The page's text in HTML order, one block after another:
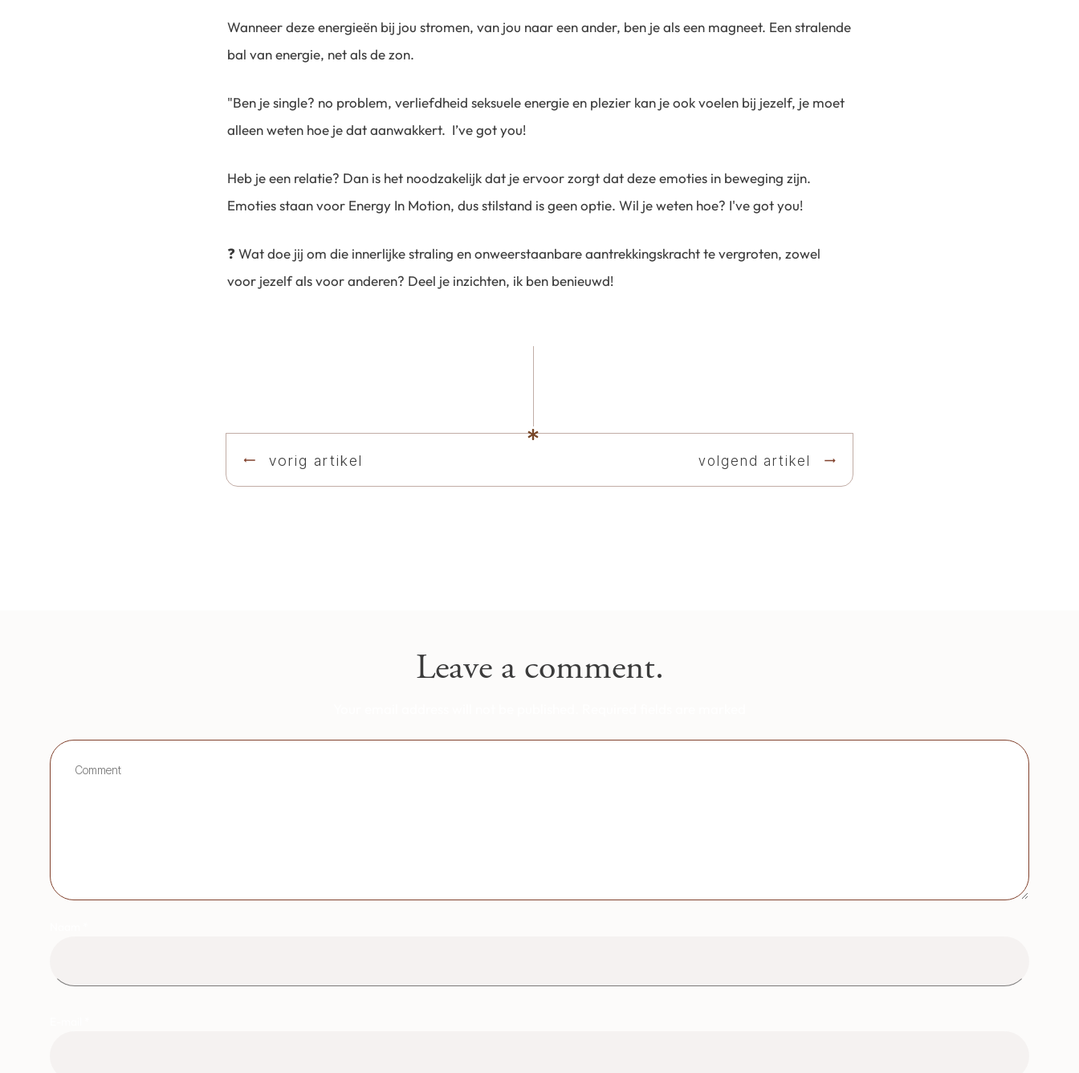
Wanneer deze energieën bij jou stromen, van jou naar een ander, ben je als een magneet. Een stralende
bal van energie, net als de zon.
"Ben je single? no problem, verliefdheid seksuele energie en plezier kan je ook voelen bij jezelf, je moet
alleen weten hoe je dat aanwakkert. I’ve got you!
Heb je een relatie? Dan is het noodzakelijk dat je ervoor zorgt dat deze emoties in beweging zijn.
Emoties staan voor Energy In Motion, dus stilstand is geen optie. Wil je weten hoe? I've got you!
❓ Wat doe jij om die innerlijke straling en onweerstaanbare aantrekkingskracht te vergroten, zowel
voor jezelf als voor anderen? Deel je inzichten, ik ben benieuwd!
vorig artikel volgend artikel
Leave a comment.